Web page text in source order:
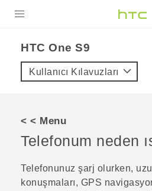
VIVE
VIVERSE
DESTEK
HTC One S9‎
Kullanıcı Kılavuzları
< < Menu
Telefonum neden
Telefonunuz şarj olurken,
konuşmaları, GPS